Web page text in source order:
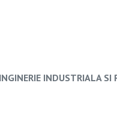
INDUSTRIALA SI